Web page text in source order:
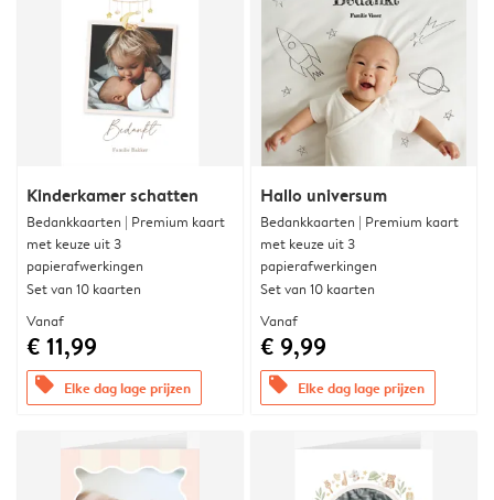
Kinderkamer schatten
Bedankkaarten | Premium kaart
met keuze uit 3
papierafwerkingen
Set van 10 kaarten
Vanaf
€ 11,99
offers Elke dag lage prijzen
Hallo universum
Bedankkaarten | Premium kaart
met keuze uit 3
papierafwerkingen
Set van 10 kaarten
Vanaf
€ 9,99
offers Elke dag lage prijzen